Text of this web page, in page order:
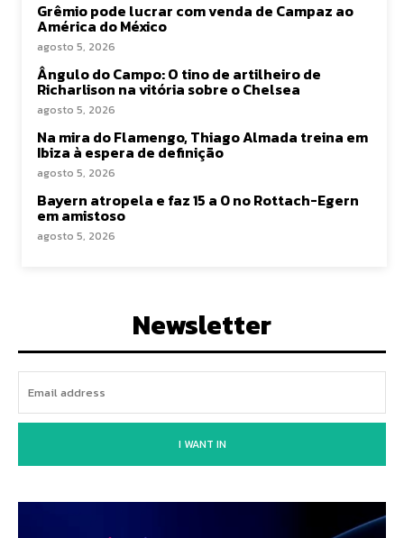
Grêmio pode lucrar com venda de Campaz ao
América do México
agosto 5, 2026
Ângulo do Campo: O tino de artilheiro de
Richarlison na vitória sobre o Chelsea
agosto 5, 2026
Na mira do Flamengo, Thiago Almada treina em
Ibiza à espera de definição
agosto 5, 2026
Bayern atropela e faz 15 a 0 no Rottach-Egern
em amistoso
agosto 5, 2026
Newsletter
I WANT IN